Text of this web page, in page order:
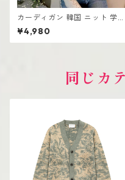
カーディガン 韓国 ニット 学生
向け おしゃれ 可愛い
¥4,980
同じカ